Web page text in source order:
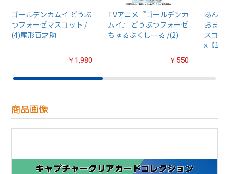
ゴールデンカムイ どうぶ
つフォーゼマスコット /
(4)尾形百之助
￥1,980
TVアニメ『ゴールデンカ
ムイ』 どうぶつフォーゼ
ちゅるぷくしーる /(2)
￥550
あんさ
おまん
スコッ
x【
商品画像